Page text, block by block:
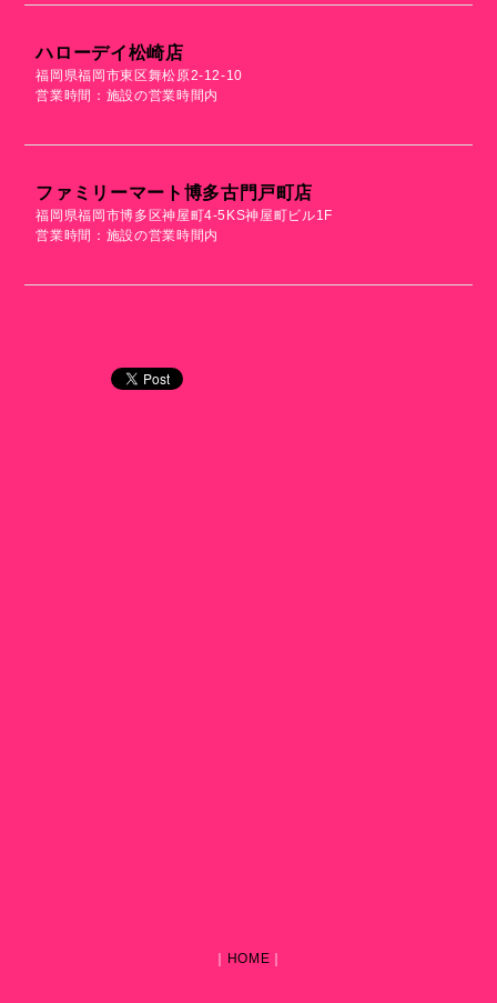
ハローデイ松崎店
福岡県福岡市東区舞松原2-12-10
営業時間：施設の営業時間内
ファミリーマート博多古門戸町店
福岡県福岡市博多区神屋町4-5KS神屋町ビル1F
営業時間：施設の営業時間内
HOME